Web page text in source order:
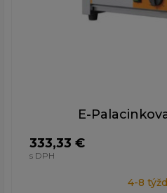
E-
333,33 €
s DPH
4-8